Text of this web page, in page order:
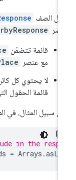
الصف
قائمة تتضمّن
مع عنصر Place
لا يحتوي كل كائن
قائمة الحقول التي
سبيل المثال، في
in the
= Arrays.